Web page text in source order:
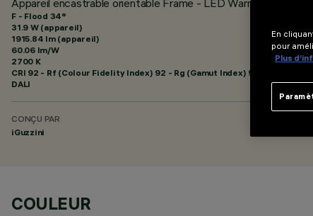
Appareil encastrable orientable Frame - LED Warm -
F - Flood 34°
31.9 W (appareil)
1915.84 lm (appareil)
60.06 lm/W
2700 K
CRI 92 - Rf (Colour Fidelity Index) 92 - Rg (Gamut Index) 99
DALI
CONÇU PAR
iGuzzini
COULEUR
En
pour
Plus